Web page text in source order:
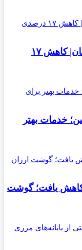
صادرات ۳۴۸ میلیون دلاری زنجان| ‌کاهش ۱۷
خدمات بهتر
زنده ۳۰ درصد کاهش یافت؛ گوشت